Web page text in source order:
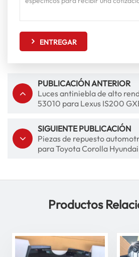
ENTREGAR
PUBLICACIÓN ANTERIOR
Luces antiniebla de alto
53010 para Lexus IS200
SIGUIENTE PUBLICACIÓN
Piezas de repuesto
para Toyota Corolla
Productos